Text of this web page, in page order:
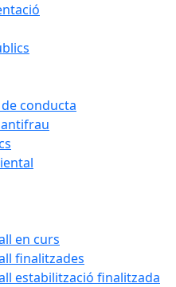
conducta
en curs
finalitzades
estabilització finalitzada